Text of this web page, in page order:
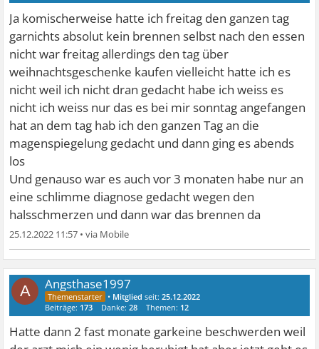
Ja komischerweise hatte ich freitag den ganzen tag
garnichts absolut kein brennen selbst nach den essen
nicht war freitag allerdings den tag über
weihnachtsgeschenke kaufen vielleicht hatte ich es
nicht weil ich nicht dran gedacht habe ich weiss es
nicht ich weiss nur das es bei mir sonntag angefangen
hat an dem tag hab ich den ganzen Tag an die
magenspiegelung gedacht und dann ging es abends
los
Und genauso war es auch vor 3 monaten habe nur an
eine schlimme diagnose gedacht wegen den
halsschmerzen und dann war das brennen da
25.12.2022 11:57 •
A Angsthase1997
• Mitglied seit:25.12.2022
Beiträge: 173 Danke:28 Themen: 12
Hatte dann 2 fast monate garkeine beschwerden weil